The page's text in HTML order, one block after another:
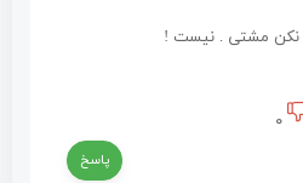
نکن مشتی . نیست !
۰
پاسخ